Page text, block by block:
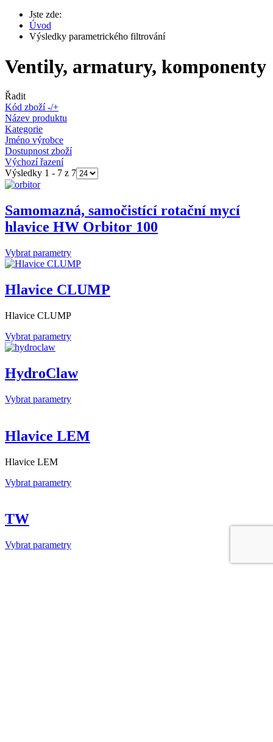
Jste zde:
Úvod
Výsledky parametrického filtrování
Ventily, armatury, komponenty
Řadit
Kód zboží -/+
Název produktu
Kategorie
Jméno výrobce
Dostupnost zboží
Výchozí řazení
Výsledky 1 - 7 z 7
Samomazná, samočistící rotační mycí
hlavice HW Orbitor 100
Vybrat parametry
Hlavice CLUMP
Hlavice CLUMP
Vybrat parametry
HydroClaw
Vybrat parametry
Hlavice LEM
Hlavice LEM
Vybrat parametry
TW
Vybrat parametry